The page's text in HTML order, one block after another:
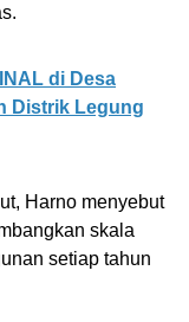
di Desa
Distrik Legung
Harno menyebut
skala
setiap tahun